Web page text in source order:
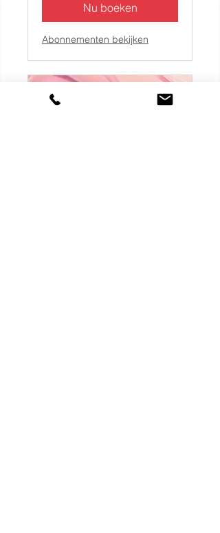
Nu boeken
Abonnementen bekijken